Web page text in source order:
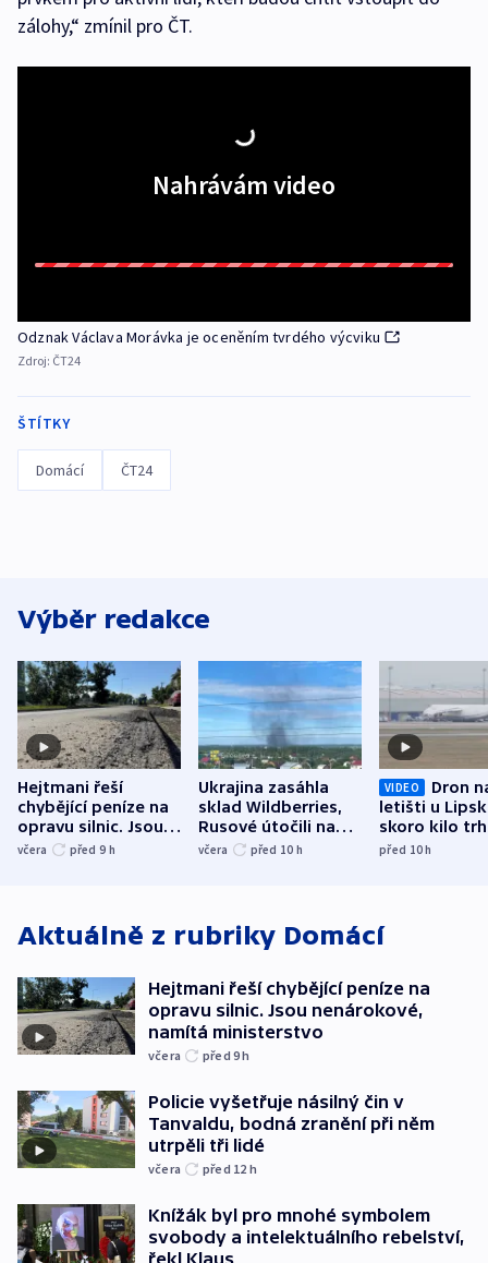
zálohy,“ zmínil pro ČT.
Nahrávám video
Odznak Václava Morávka je oceněním tvrdého výcviku
Zdroj: ČT24
ŠTÍTKY
Domácí ČT24
Výběr redakce
Hejtmani řeší
chybějící peníze na
opravu silnic. Jsou
nenárokové, namítá
včera před 9 h
Ukrajina zasáhla
sklad Wildberries,
Rusové útočili na
trh, hasiče či
včera před 10 h
VIDEO
Dron
letišti u
skoro kilo
indicie
před 10h
Aktuálně z rubriky Domácí
Hejtmani řeší chybějící peníze na
opravu silnic. Jsou nenárokové,
namítá ministerstvo
včera před 9h
Policie vyšetřuje násilný čin v
Tanvaldu, bodná zranění při něm
utrpěli tři lidé
včera před 12 h
Knížák byl pro mnohé symbolem
svobody a intelektuálního rebelství,
řekl Klaus